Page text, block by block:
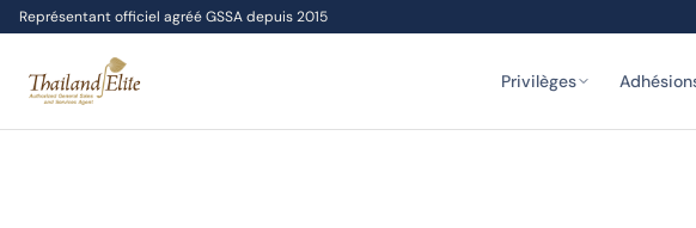
Représentant officiel agréé GSSA depuis 2015
Privilèges